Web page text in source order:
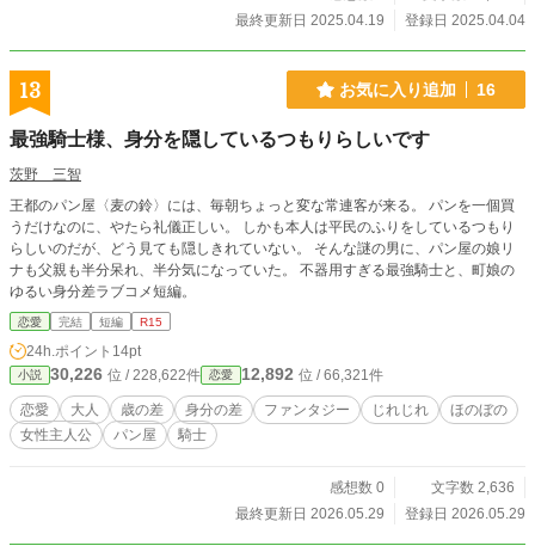
最終更新日 2025.04.19
登録日 2025.04.04
13 お気に入り追加 16
最強騎士様、身分を隠しているつもりらしいです
茨野 三智
王都のパン屋〈麦の鈴〉には、毎朝ちょっと変な常連客が来る。 パンを一個買
うだけなのに、やたら礼儀正しい。 しかも本人は平民のふりをしているつもり
らしいのだが、どう見ても隠しきれていない。 そんな謎の男に、パン屋の娘リ
ナも父親も半分呆れ、半分気になっていた。 不器用すぎる最強騎士と、町娘の
ゆるい身分差ラブコメ短編。
恋愛 完結 短編 R15
24h.ポイント 14pt
小説 30,226 位 / 228,622件 恋愛 12,892 位 / 66,321件
恋愛 大人 歳の差 身分の差 ファンタジー じれじれ
ほのぼの
女性主人公
パン屋 騎士
感想数 0
文字数 2,636
最終更新日 2026.05.29
登録日 2026.05.29